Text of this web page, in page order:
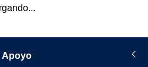
Apoyo